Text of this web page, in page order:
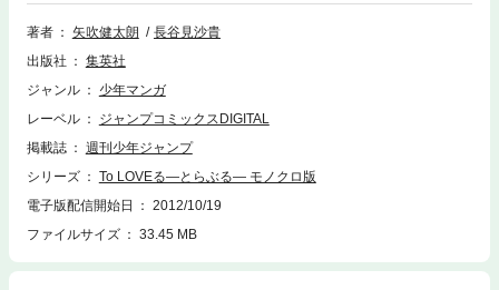
著者 矢吹健太朗
長谷見沙貴
出版社
集英社
ジャンル
少年マンガ
レーベル
ジャンプコミックスDIGITAL
掲載誌
週刊少年ジャンプ
シリーズ
To LOVEる―とらぶる― モノクロ版
電子版配信開始日
2012/10/19
ファイルサイズ
33.45 MB